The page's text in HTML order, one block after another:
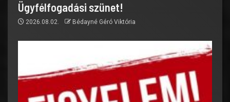
Ügyfélfogadási szünet!
2026.08.02. Bédayné Géró Viktória